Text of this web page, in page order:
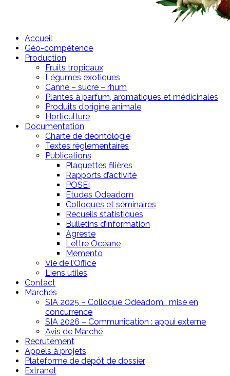
Accueil
Géo-compétence
Production
Fruits tropicaux
Légumes exotiques
Canne – sucre – rhum
Plantes à parfum, aromatiques et médicinales
Produits d’origine animale
Horticulture
Documentation
Charte de déontologie
Textes réglementaires
Publications
Plaquettes filières
Rapports d’activité
POSEI
Etudes Odeadom
Colloques et séminaires
Recueils statistiques
Bulletins d’information
Agreste
Lettre Océane
Memento
Vie de l’Office
Liens utiles
Contact
Marchés
SIA 2025 – Colloque Odeadom : mise en
concurrence
SIA 2026 – Communication : appui externe
Avis de Marché
Recrutement
Appels à projets
Plateforme de dépôt de dossier
Extranet